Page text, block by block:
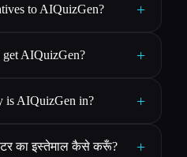
to AIQuizGen? +
get AIQuizGen? +
is AIQuizGen in? +
का इस्तेमाल कैसे करूँ? +